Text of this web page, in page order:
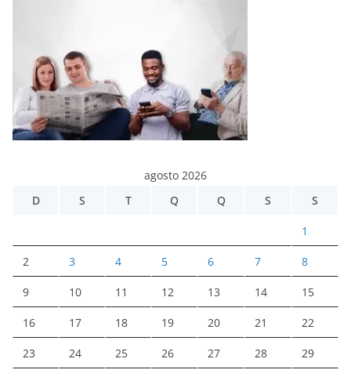
agosto 2026
D
S T Q Q S S
1
2 3 4 5 6 7 8
9 10 11 12 13 14 15
16 17 18 19 20 21 22
23 24 25 26 27 28 29